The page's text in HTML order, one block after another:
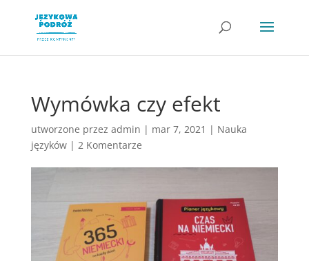
Wymówka czy efekt
utworzone przez admin | mar 7, 2021 | Nauka
języków| 2 Komentarze